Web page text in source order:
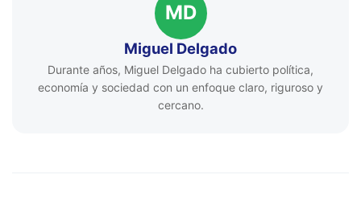
MD
Miguel Delgado
Durante años, Miguel Delgado ha cubierto política,
economía y sociedad con un enfoque claro, riguroso y
cercano.